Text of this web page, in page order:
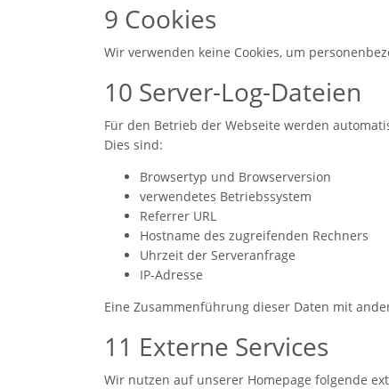
9 Cookies
Wir verwenden keine Cookies, um
10 Server-Log-Dateien
Für den Betrieb der Webseite werden
Dies sind:
Browsertyp und Browserversion
verwendetes Betriebssystem
Referrer URL
Hostname des zugreifenden Rechners
Uhrzeit der Serveranfrage
IP-Adresse
Eine Zusammenführung dieser Daten mit
11 Externe Services
Wir nutzen auf unserer Homepage folgende